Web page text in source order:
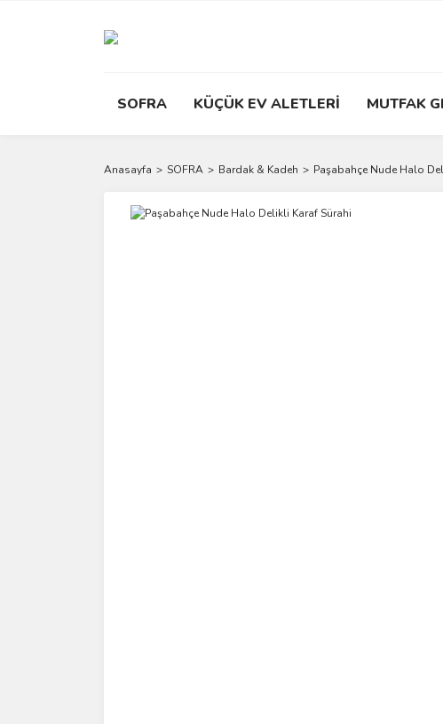
SOFRA KÜÇÜK EV ALETLERİ MUTFAK
Anasayfa SOFRA Bardak & Kadeh Paşabahçe Nude Halo